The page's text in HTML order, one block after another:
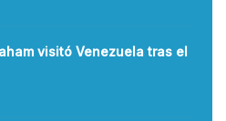
visitó Venezuela tras el